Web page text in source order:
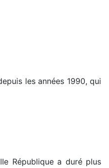
les années 1990, qui
République a duré plus